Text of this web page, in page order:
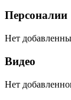
Персоналии
Нет
Видео
Нет